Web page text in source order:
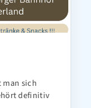
man sich
definitiv